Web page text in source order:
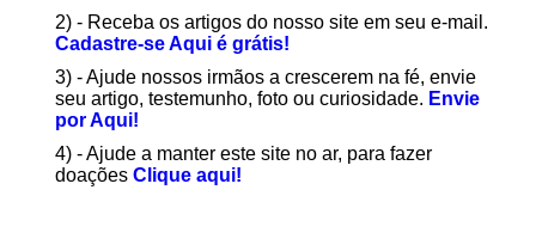
2) - Receba os artigos do nosso site em seu e-mail.
Cadastre-se Aqui é grátis!
3) - Ajude nossos irmãos a crescerem na fé, envie
seu artigo, testemunho, foto ou curiosidade. Envie
por Aqui!
4) - Ajude a manter este site no ar, para fazer
doações Clique aqui!